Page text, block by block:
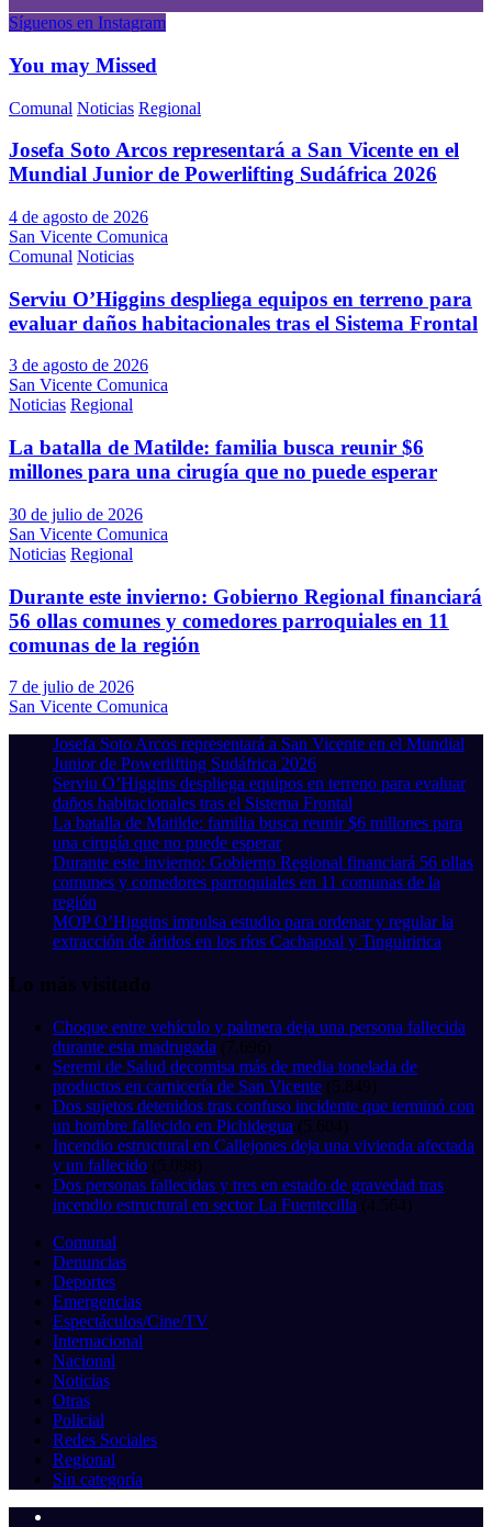
Síguenos en Instagram
You may Missed
Comunal Noticias Regional
Josefa Soto Arcos representará a San Vicente en el
Mundial Junior de Powerlifting Sudáfrica 2026
4 de agosto de 2026
San Vicente Comunica
Comunal Noticias
Serviu O’Higgins despliega equipos en terreno para
evaluar daños habitacionales tras el Sistema Frontal
3 de agosto de 2026
San Vicente Comunica
Noticias Regional
La batalla de Matilde: familia busca reunir $6
millones para una cirugía que no puede esperar
30 de julio de 2026
San Vicente Comunica
Noticias Regional
Durante este invierno: Gobierno Regional financiará
56 ollas comunes y comedores parroquiales en 11
comunas de la región
7 de julio de 2026
San Vicente Comunica
Josefa Soto Arcos representará a San Vicente en el Mundial
Junior de Powerlifting Sudáfrica 2026
Serviu O’Higgins despliega equipos en terreno para evaluar
daños habitacionales tras el Sistema Frontal
La batalla de Matilde: familia busca reunir $6 millones para
una cirugía que no puede esperar
Durante este invierno: Gobierno Regional financiará 56 ollas
comunes y comedores parroquiales en 11 comunas de la
región
MOP O’Higgins impulsa estudio para ordenar y regular la
extracción de áridos en los ríos Cachapoal y Tinguiririca
Lo más visitado
Choque entre vehículo y palmera deja una persona fallecida
durante esta madrugada (7.696)
Seremi de Salud decomisa más de media tonelada de
productos en carnicería de San Vicente (5.849)
Dos sujetos detenidos tras confuso incidente que terminó con
un hombre fallecido en Pichidegua (5.604)
Incendio estructural en Callejones deja una vivienda afectada
y un fallecido (5.098)
Dos personas fallecidas y tres en estado de gravedad tras
incendio estructural en sector La Fuentecilla (4.564)
Comunal
Denuncias
Deportes
Emergencias
Espectáculos/Cine/TV
Internacional
Nacional
Noticias
Otras
Policial
Redes Sociales
Regional
Sin categoría